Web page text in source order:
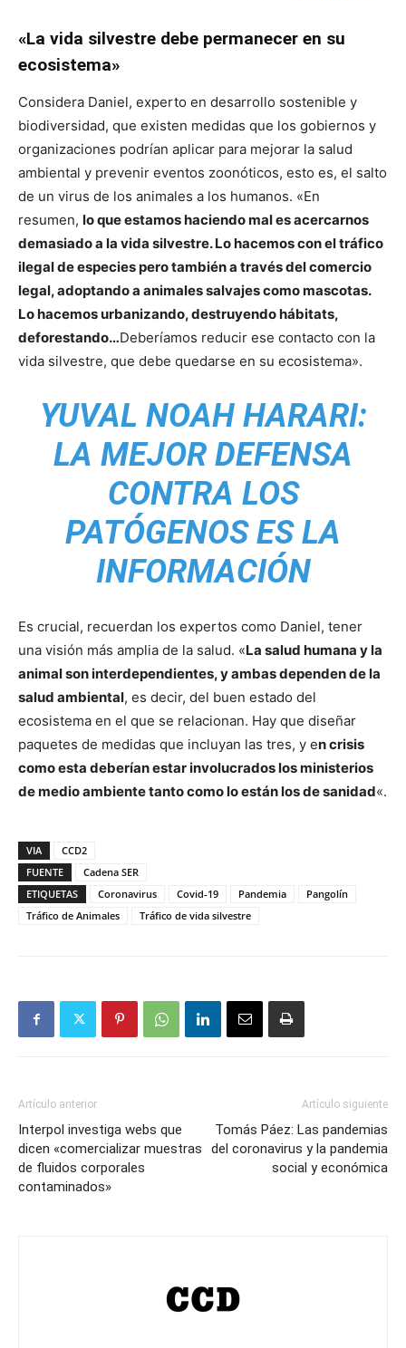
«La vida silvestre debe permanecer en su
ecosistema»
Considera Daniel, experto en desarrollo sostenible y
biodiversidad, que existen medidas que los gobiernos y
organizaciones podrían aplicar para mejorar la salud
ambiental y prevenir eventos zoonóticos, esto es, el salto
de un virus de los animales a los humanos. «En
resumen, lo que estamos haciendo mal es acercarnos
demasiado a la vida silvestre. Lo hacemos con el tráfico
ilegal de especies pero también a través del comercio
legal, adoptando a animales salvajes como mascotas.
Lo hacemos urbanizando, destruyendo hábitats,
deforestando…Deberíamos reducir ese contacto con la
vida silvestre, que debe quedarse en su ecosistema».
YUVAL NOAH HARARI:
LA MEJOR DEFENSA
CONTRA LOS
PATÓGENOS ES LA
INFORMACIÓN
Es crucial, recuerdan los expertos como Daniel, tener
una visión más amplia de la salud. «La salud humana y la
animal son interdependientes, y ambas dependen de la
salud ambiental, es decir, del buen estado del
ecosistema en el que se relacionan. Hay que diseñar
paquetes de medidas que incluyan las tres, y en crisis
como esta deberían estar involucrados los ministerios
de medio ambiente tanto como lo están los de sanidad«.
VIA
CCD2
FUENTE
Cadena SER
ETIQUETAS
Coronavirus Covid-19 Pandemia
Pangolín
Tráfico de Animales
Tráfico de vida silvestre
Artículo anterior
Interpol investiga webs que
dicen «comercializar muestras
de fluidos corporales
contaminados»
Artículo siguiente
Tomás Páez: Las pandemias
del coronavirus y la pandemia
social y económica